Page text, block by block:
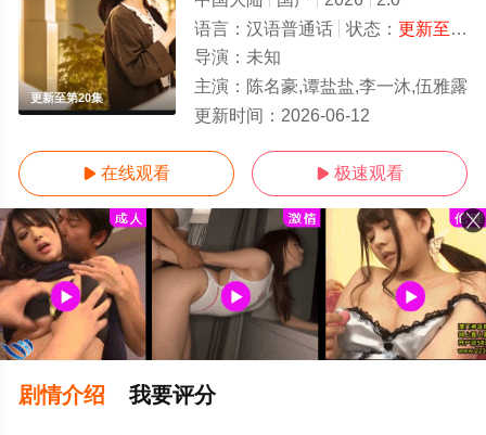
更新至第20集
语言： 汉语普通话 状态： 更新至第20集
导演： 未知
主演： 陈名豪,谭盐盐,李一沐,伍雅露
更新时间： 2026-06-12
 在线观看  极速观看
剧情介绍 我要评分